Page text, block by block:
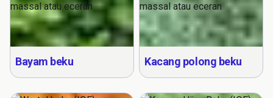
Bayam beku Kacang polong beku